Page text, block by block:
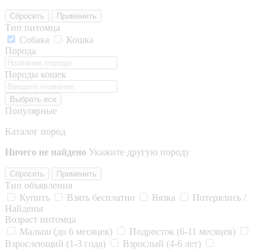
Сбросить Применить
Тип питомца
Собака
Кошка
Порода
Породы кошек
Выбрать все
Популярные
Каталог пород
Ничего не найдено Укажите другую породу
Сбросить Применить
Тип объявления
Купить
Взять бесплатно Вязка
Потерялись /
Найдены
Возраст питомца
Малыш (до 6 месяцев)
Подросток (6-11 месяцев)
Взрослеющий (1-3 года)
Взрослый (4-6 лет)